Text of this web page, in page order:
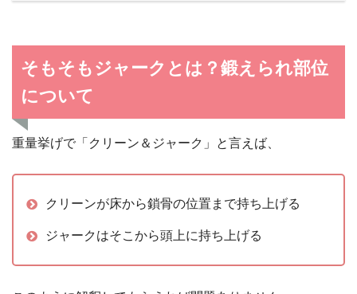
そもそもジャークとは？鍛えられ部位
について
重量挙げで「クリーン＆ジャーク」と言えば、
クリーンが床から鎖骨の位置まで持ち上げる
ジャークはそこから頭上に持ち上げる